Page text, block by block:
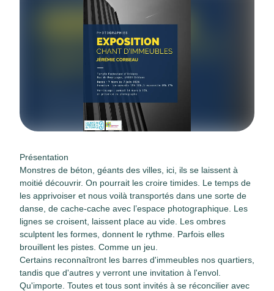
Présentation
Monstres de béton, géants des villes, ici, ils se laissent à
moitié découvrir. On pourrait les croire timides. Le temps de
les apprivoiser et nous voilà transportés dans une sorte de
danse, de cache-cache avec l’espace photographique. Les
lignes se croisent, laissent place au vide. Les ombres
sculptent les formes, donnent le rythme. Parfois elles
brouillent les pistes. Comme un jeu.
Certains reconnaîtront les barres d'immeubles nos quartiers,
tandis que d'autres y verront une invitation à l'envol.
Qu'importe. Toutes et tous sont invités à se réconcilier avec